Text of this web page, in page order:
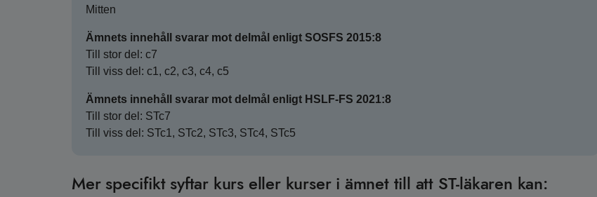
Mitten
Ämnets innehåll svarar mot delmål enligt SOSFS 2015:8
Till stor del: c7
Till viss del: c1, c2, c3, c4, c5
Ämnets innehåll svarar mot delmål enligt HSLF-FS 2021:8
Till stor del: STc7
Till viss del: STc1, STc2, STc3, STc4, STc5
Mer specifikt syftar kurs eller kurser i ämnet till att ST-läkaren kan: